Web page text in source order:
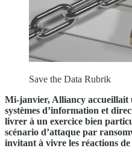
Save the Data Rubrik
Mi-janvier, Alliancy accueillait
systèmes d’information et
livrer à un exercice bien
scénario d’attaque par
invitant à vivre les réactions